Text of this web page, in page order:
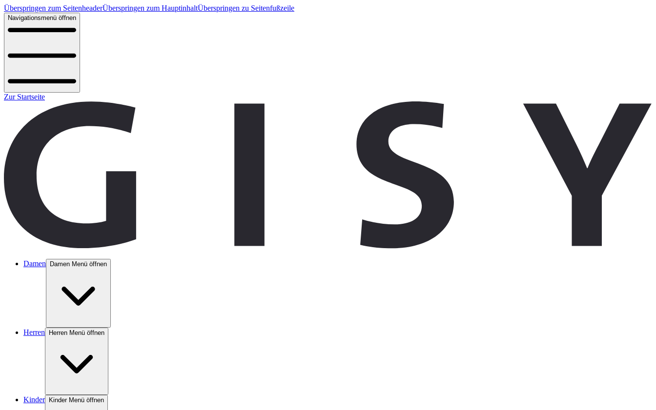
Überspringen zum SeitenheaderÜberspringen zum HauptinhaltÜberspringen zu Seitenfußzeile
Navigationsmenü öffnen
Zur Startseite
Damen Damen Menü öffnen
Herren Herren Menü öffnen
Kinder Kinder Menü öffnen